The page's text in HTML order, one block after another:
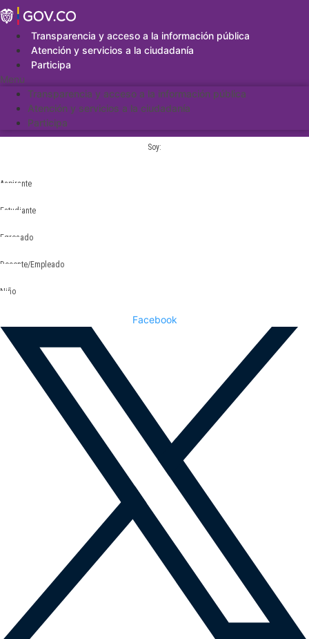
Saltar
al
contenidoTransparencia y acceso a la información pública
Atención y servicios a la ciudadanía
Participa
Menu
Transparencia y acceso a la información pública
Atención y servicios a la ciudadanía
Participa
Soy:
Aspirante
Estudiante
Egresado
Docente/Empleado
Niño
Facebook